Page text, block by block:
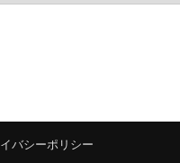
バシーポリシー